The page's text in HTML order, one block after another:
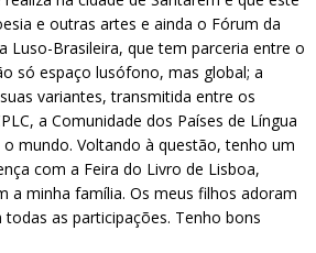
e outras artes e ainda o Fórum da
Luso-Brasileira, que tem parceria entre o
só espaço lusófono, mas global; a
variantes, transmitida entre os
a Comunidade dos Países de Língua
mundo. Voltando à questão, tenho um
com a Feira do Livro de Lisboa,
a minha família. Os meus filhos adoram
as participações. Tenho bons